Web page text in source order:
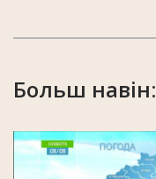
Больш навін: